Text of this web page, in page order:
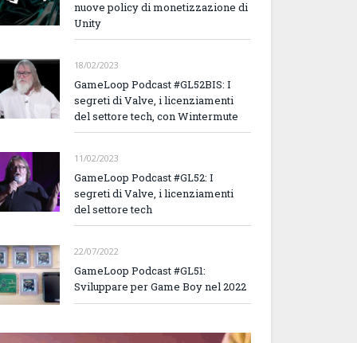
nuove policy di monetizzazione di
Unity
18/02/2023
GameLoop Podcast #GL52BIS: I
segreti di Valve, i licenziamenti
del settore tech, con Wintermute
11/02/2023
GameLoop Podcast #GL52: I
segreti di Valve, i licenziamenti
del settore tech
22/07/2022
GameLoop Podcast #GL51:
Sviluppare per Game Boy nel 2022